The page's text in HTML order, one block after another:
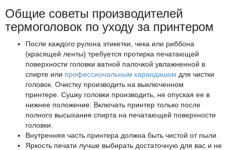
Общие советы производителей
термоголовок по уходу за принтером
После каждого рулона этикетки, чека или риббона
(красящей ленты) требуется протирка печатающей
поверхности головки ватной палочкой увлажненной в
спирте или профессиональным карандашом для чистки
головок. Очистку производить на выключенном
принтере. Сушку головки производить, не опуская ее в
нижнее положение. Включать принтер только после
полного высыхания спирта на печатающей поверхности
головки.
Внутренняя часть принтера должна быть чистой от пыли.
Яркость печати лучше выбирать достаточную для вас и не